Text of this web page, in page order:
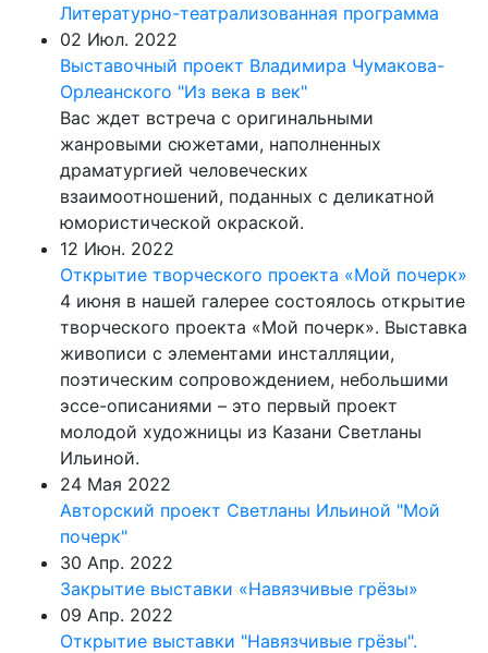
Литературно-театрализованная программа
02 Июл. 2022
Выставочный проект Владимира Чумакова-
Орлеанского "Из века в век"
Вас ждет встреча с оригинальными
жанровыми сюжетами, наполненных
драматургией человеческих
взаимоотношений, поданных с деликатной
юмористической окраской.
12 Июн. 2022
Открытие творческого проекта «Мой почерк»
4 июня в нашей галерее состоялось открытие
творческого проекта «Мой почерк». Выставка
живописи с элементами инсталляции,
поэтическим сопровождением, небольшими
эссе-описаниями – это первый проект
молодой художницы из Казани Светланы
Ильиной.
24 Мая 2022
Авторский проект Светланы Ильиной "Мой
почерк"
30 Апр. 2022
Закрытие выставки «Навязчивые грёзы»
09 Апр. 2022
Открытие выставки "Навязчивые грёзы".